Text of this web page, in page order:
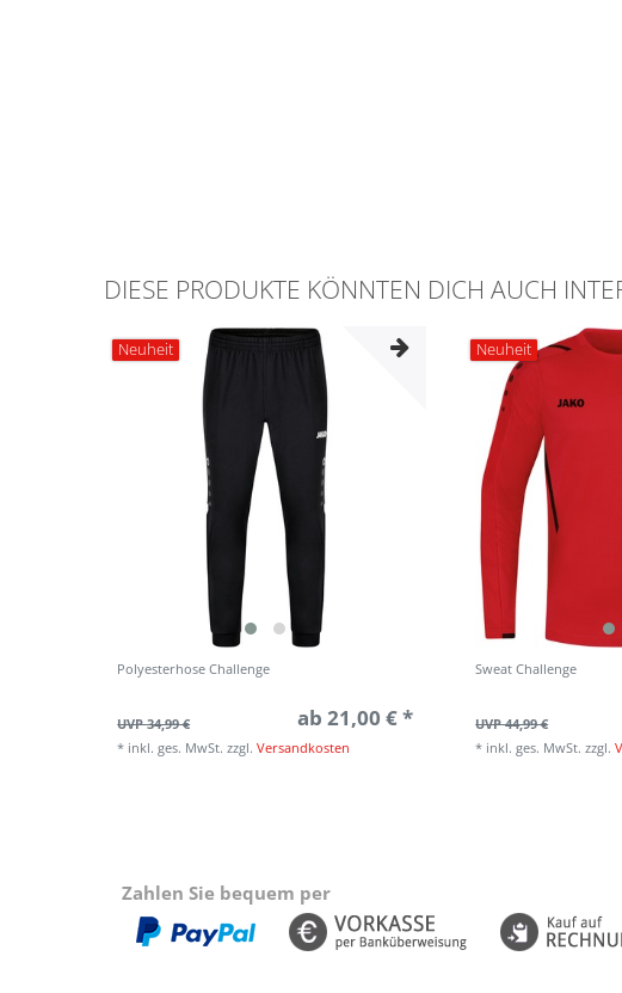
DIESE PRODUKTE KÖNNTEN DICH AUCH
Neuheit
Polyesterhose Challenge
UVP 34,99 € ab 21,00 € *
* inkl. ges. MwSt. zzgl.Versandkosten
Neuheit
Sweat Challenge
UVP 44,99 €
* inkl. ges. MwSt. zzgl.
Zahlen Sie bequem per